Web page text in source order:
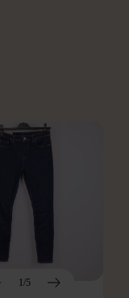
1/5